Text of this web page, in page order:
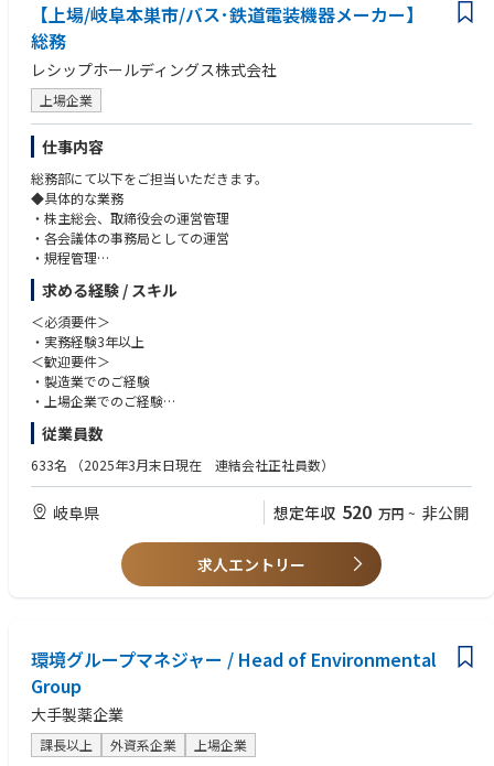
【上場/岐阜本巣市/バス･鉄道電装機器メーカー】
総務
レシップホールディングス株式会社
上場企業
仕事内容
総務部にて以下をご担当いただきます。
◆具体的な業務
・株主総会、取締役会の運営管理
・各会議体の事務局としての運営
・規程管理
・法改正に伴う対応
※現在当社グループは、VISION2030に向け、2024年4月から次期中期計画
をスタートさせています。事業の変革と併せて会社の状況を定量的に適切
に把握し、チームワークを高めて対応を進めています。
求める経験 / スキル
＜必須要件＞
・実務経験3年以上
＜歓迎要件＞
・製造業でのご経験
・上場企業でのご経験
＜求める人物像＞
・課題意識、改善意識があり、能動的に粘り強く業務を推進いただける方
・協調性を持って、チームワークを向上させることができる方
従業員数
633名 （2025年3月末日現在 連結会社正社員数）
岐阜県 想定年収 520 万円 ~ 非公開
求人エントリー
環境グループマネジャー / Head of Environmental
Group
大手製薬企業
課長以上 外資系企業 上場企業